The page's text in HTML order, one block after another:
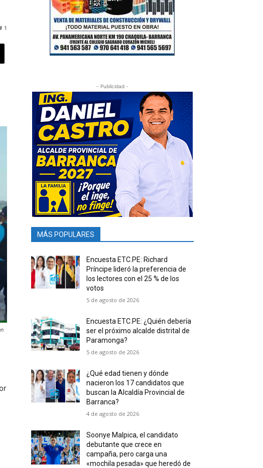
1
- Publicidad -
MÁS POPULARES
Encuesta ETC.PE: Richard
Príncipe lideró la preferencia de
los lectores con el 25 % de los
votos
5 de agosto de 2026
Encuesta ETC.PE: ¿Quién debería
ser el próximo alcalde distrital de
Paramonga?
5 de agosto de 2026
¿Qué edad tienen y dónde
nacieron los 17 candidatos que
buscan la Alcaldía Provincial de
Barranca?
4 de agosto de 2026
Soonye Malpica, el candidato
debutante que crece en
campaña, pero carga una
«mochila pesada» que heredó de